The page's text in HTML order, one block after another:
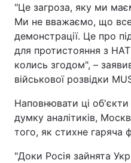
"Це загроза, яку ми
Ми не вважаємо, що
демонстрації. Це про
для протистояння з
колись згодом", –
військової розвідки
Наповнювати ці
думку аналітиків,
того, як стихне гаряча
"Доки Росія зайнята